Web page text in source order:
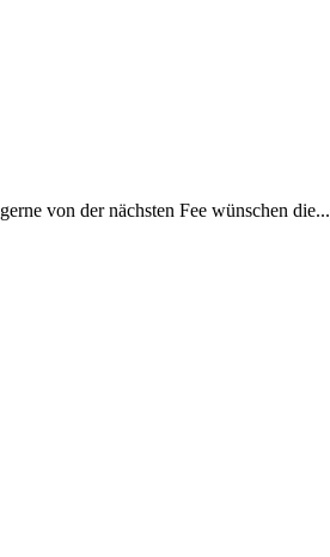
von der nächsten Fee wünschen die...